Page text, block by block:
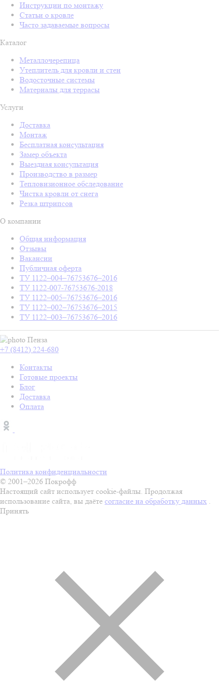
Инструкции по монтажу
Статьи о кровле
Часто задаваемые вопросы
Каталог
Металлочерепица
Утеплитель для кровли и стен
Водосточные системы
Материалы для террасы
Услуги
Доставка
Монтаж
Бесплатная консультация
Замер объекта
Выездная консультация
Производство в размер
Тепловизионное обследование
Чистка кровли от снега
Резка штрипсов
О компании
Общая информация
Отзывы
Вакансии
Публичная оферта
ТУ 1122–004–76753676–2016
ТУ 1122-007-76753676-2018
ТУ 1122–005–76753676–2016
ТУ 1122–002–76753676–2015
ТУ 1122–003–76753676–2016
Пенза
+7 (8412) 224-680
Контакты
Готовые проекты
Блог
Доставка
Оплата
Политика конфиденциальности
© 2001–2026 Покрофф
Настоящий сайт использует cookie-файлы. Продолжая
использование сайта, вы даёте согласие на обработку данных .
Принять